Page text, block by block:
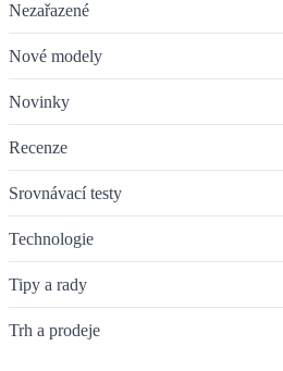
Nezařazené
Nové modely
Novinky
Recenze
Srovnávací testy
Technologie
Tipy a rady
Trh a prodeje